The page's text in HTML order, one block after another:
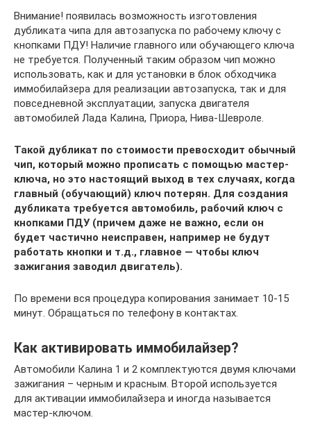
Внимание! появилась возможность изготовления
дубликата чипа для автозапуска по рабочему ключу с
кнопками ПДУ! Наличие главного или обучающего ключа
не требуется. Полученный таким образом чип можно
использовать, как и для установки в блок обходчика
иммобилайзера для реализации автозапуска, так и для
повседневной эксплуатации, запуска двигателя
автомобилей Лада Калина, Приора, Нива-Шевроле.
Такой дубликат по стоимости превосходит обычный
чип, который можно прописать с помощью мастер-
ключа, но это настоящий выход в тех случаях, когда
главный (обучающий) ключ потерян. Для создания
дубликата требуется автомобиль, рабочий ключ с
кнопками ПДУ (причем даже не важно, если он
будет частично неисправен, например не будут
работать кнопки и т.д., главное — чтобы ключ
зажигания заводил двигатель).
По времени вся процедура копирования занимает 10-15
минут. Обращаться по телефону в контактах.
Как активировать иммобилайзер?
Автомобили Калина 1 и 2 комплектуются двумя ключами
зажигания – черным и красным. Второй используется
для активации иммобилайзера и иногда называется
мастер-ключом.